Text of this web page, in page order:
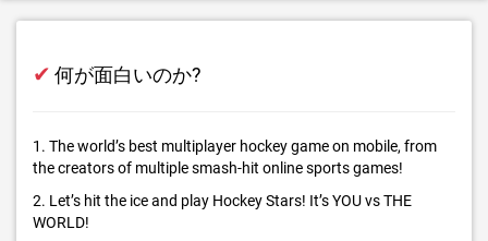
✔ 何が面白いのか?
1. The world’s best multiplayer hockey game on mobile, from
the creators of multiple smash-hit online sports games!
2. Let’s hit the ice and play Hockey Stars! It’s YOU vs THE
WORLD!